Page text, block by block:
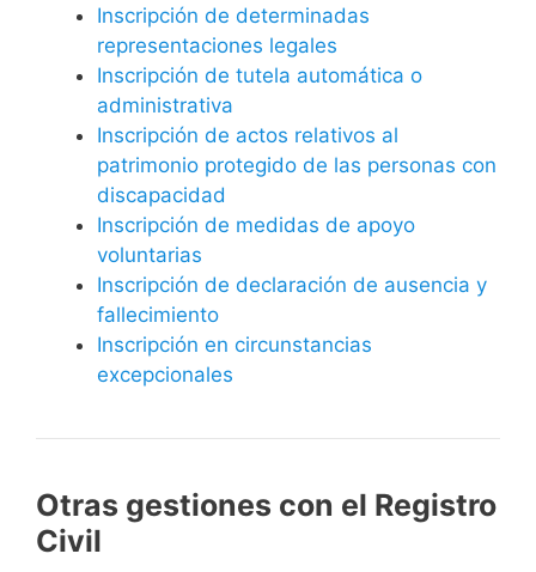
Inscripción de determinadas
representaciones legales
Inscripción de tutela automática o
administrativa
Inscripción de actos relativos al
patrimonio protegido de las personas con
discapacidad
Inscripción de medidas de apoyo
voluntarias
Inscripción de declaración de ausencia y
fallecimiento
Inscripción en circunstancias
excepcionales
Otras gestiones con el Registro
Civil